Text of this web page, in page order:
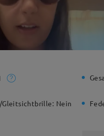
Gleitsichtbrille: Nein